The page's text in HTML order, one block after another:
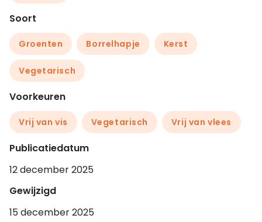
Soort
Groenten Borrelhapje Kerst
Vegetarisch
Voorkeuren
Vrij van vis Vegetarisch Vrij van vlees
Publicatiedatum
12 december 2025
Gewijzigd
15 december 2025